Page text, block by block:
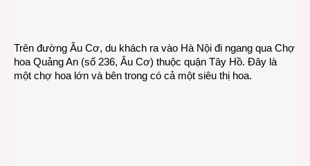
Trên đường Âu Cơ, du khách ra vào Hà Nội đi ngang qua Chợ
hoa Quảng An (số 236, Âu Cơ) thuộc quận Tây Hồ. Đây là
một chợ hoa lớn và bên trong có cả một siêu thị hoa.